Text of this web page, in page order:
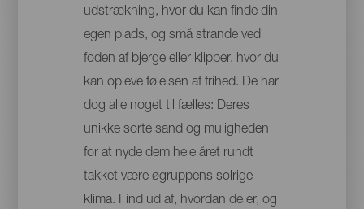
udstrækning, hvor du kan finde din
egen plads, og små strande ved
foden af bjerge eller klipper, hvor du
kan opleve følelsen af frihed. De har
dog alle noget til fælles: Deres
unikke sorte sand og muligheden
for at nyde dem hele året rundt
takket være øgruppens solrige
klima. Find ud af, hvordan de er, og